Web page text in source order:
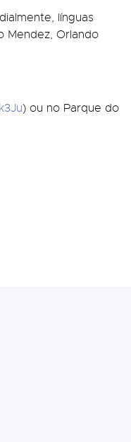
línguas
Mendez, Orlando
) ou no Parque do